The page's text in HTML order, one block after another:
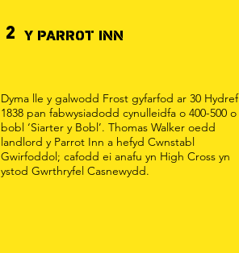
2 Y PARROT INN
Dyma lle y galwodd Frost gyfarfod ar 30 Hydref
1838 pan fabwysiadodd cynulleidfa o 400-500 o
bobl ‘Siarter y Bobl’. Thomas Walker oedd
landlord y Parrot Inn a hefyd Cwnstabl
Gwirfoddol; cafodd ei anafu yn High Cross yn
ystod Gwrthryfel Casnewydd.